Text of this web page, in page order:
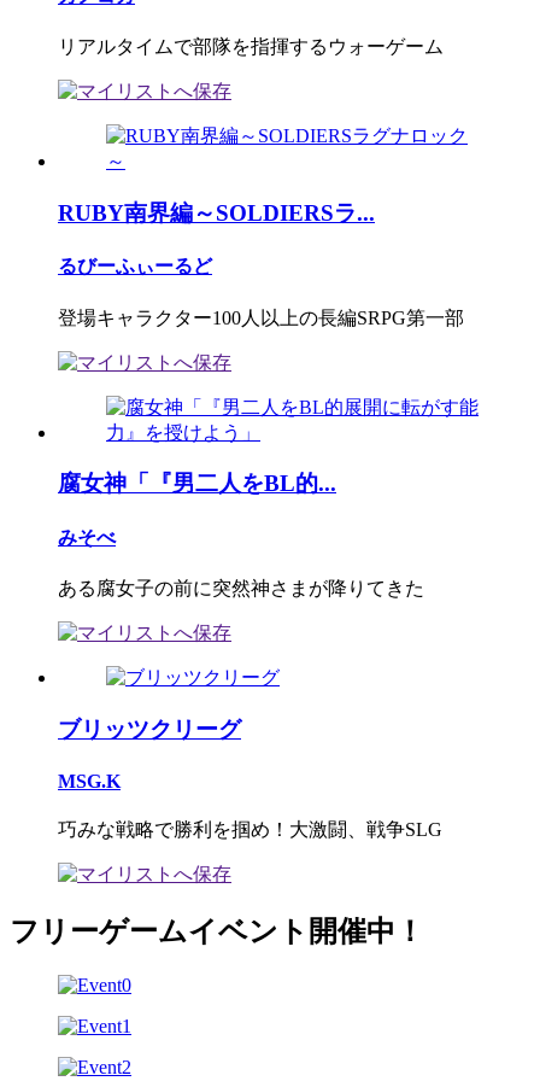
リアルタイムで部隊を指揮するウォーゲーム
RUBY南界編～SOLDIERSラ...
るびーふぃーるど
登場キャラクター100人以上の長編SRPG第一部
腐女神「『男二人をBL的...
みそべ
ある腐女子の前に突然神さまが降りてきた
ブリッツクリーグ
MSG.K
巧みな戦略で勝利を掴め！大激闘、戦争SLG
フリーゲームイベント開催中！